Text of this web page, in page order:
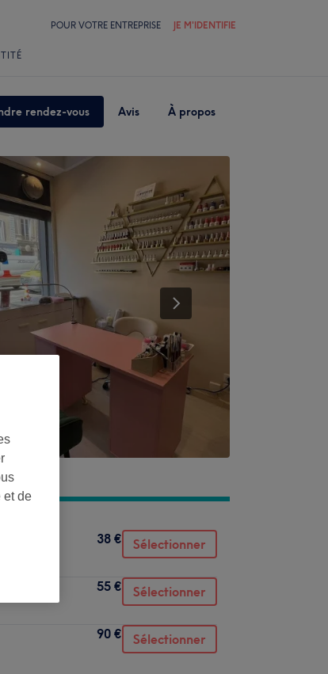
POUR VOTRE ENTREPRISE JE M'IDENTIFIE
rendez-vous Avis À propos
38 € Sélectionner
55 € Sélectionner
90 € Sélectionner
et de